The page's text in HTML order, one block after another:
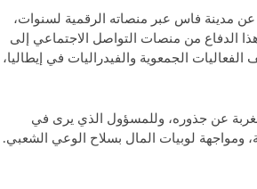
مدينة فاس عبر منصاته الرقمية لسنوات،
الدفاع من منصات التواصل الاجتماعي إلى
الجمعوية والفيدراليات في إيطاليا،
عن جذوره، وللمسؤول الذي يرى في
ومواجهة لوبيات المال بسلاح الوعي الشعبي.